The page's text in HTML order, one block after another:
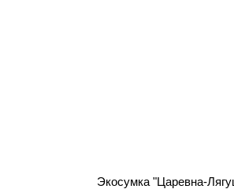
Экосумка "Царевна-